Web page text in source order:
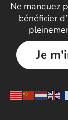
Ne manquez
bénéficier
Je